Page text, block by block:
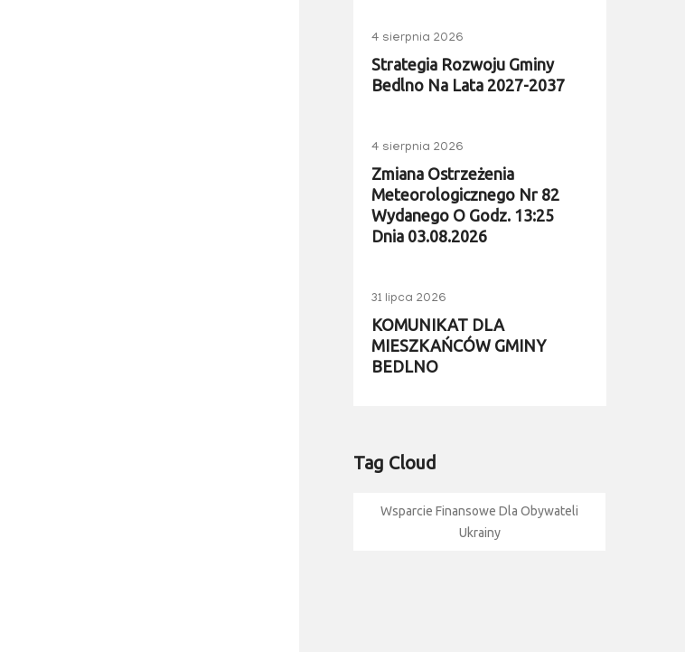
4 sierpnia 2026
Strategia Rozwoju Gminy
Bedlno Na Lata 2027-2037
4 sierpnia 2026
Zmiana Ostrzeżenia
Meteorologicznego Nr 82
Wydanego O Godz. 13:25
Dnia 03.08.2026
31 lipca 2026
KOMUNIKAT DLA
MIESZKAŃCÓW GMINY
BEDLNO
Tag Cloud
Wsparcie Finansowe Dla Obywateli
Ukrainy